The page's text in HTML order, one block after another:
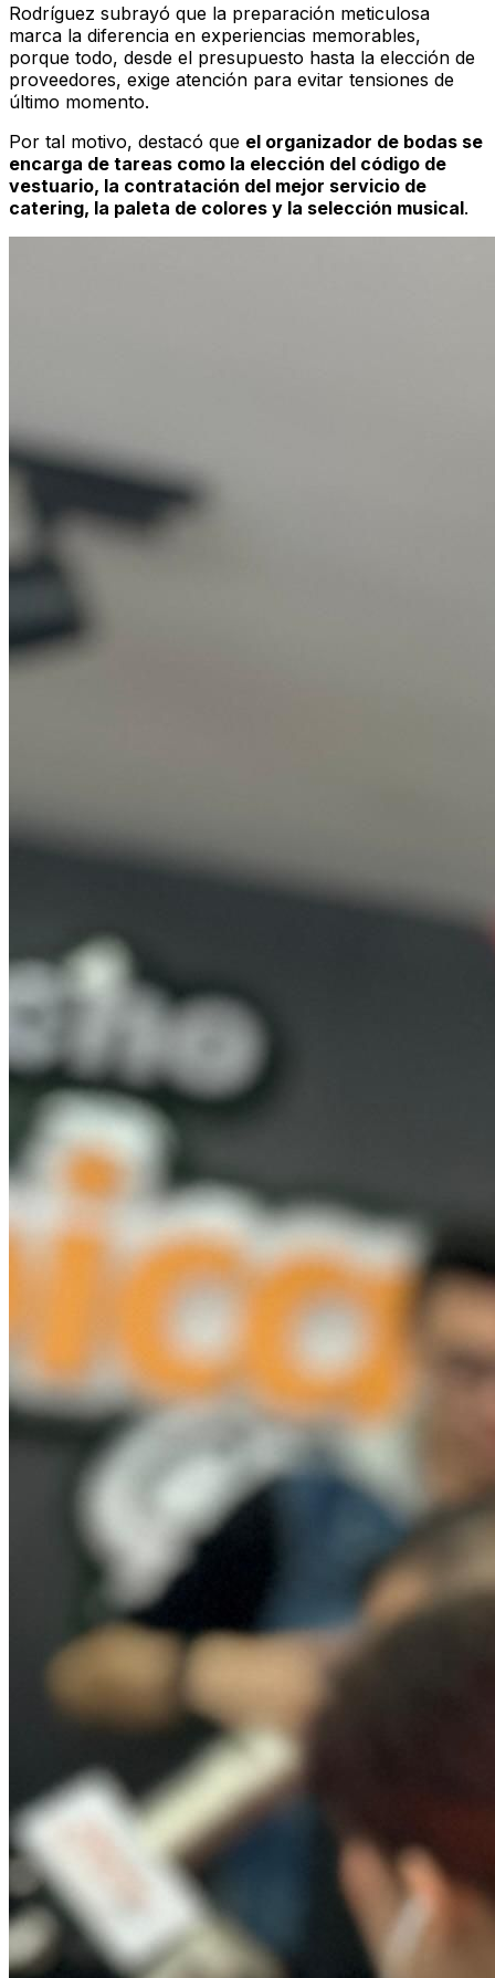
Rodríguez subrayó que la preparación meticulosa
marca la diferencia en experiencias memorables,
porque todo, desde el presupuesto hasta la elección de
proveedores, exige atención para evitar tensiones de
último momento.
Por tal motivo, destacó que el organizador de bodas se
encarga de tareas como la elección del código de
vestuario, la contratación del mejor servicio de
catering, la paleta de colores y la selección musical.